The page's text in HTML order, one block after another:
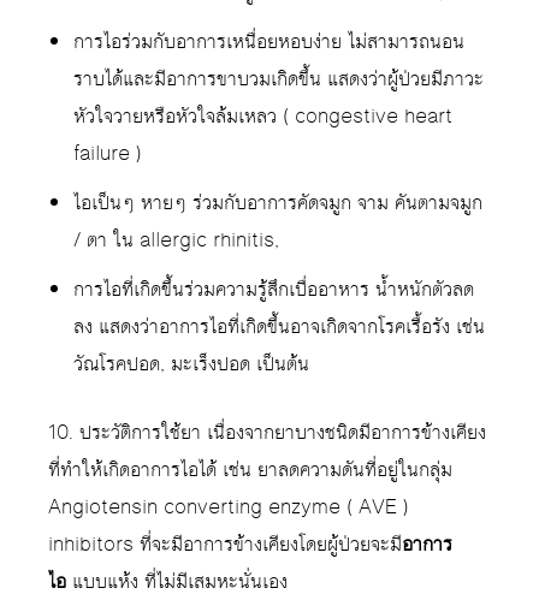
การไอร่วมกับอาการเหนื่อยหอบง่าย ไม่สามารถนอน
ราบได้และมีอาการขาบวมเกิดขึ้น แสดงว่าผู้ป่วยมีภาวะ
หัวใจวายหรือหัวใจล้มเหลว ( congestive heart
failure )
ไอเป็นๆ หายๆ ร่วมกับอาการคัดจมูก จาม คันตามจมูก
/ ตา ใน allergic rhinitis,
การไอที่เกิดขึ้นร่วมความรู้สึกเบื่ออาหาร น้ำหนักตัวลด
ลง แสดงว่าอาการไอที่เกิดขึ้นอาจเกิดจากโรคเรื้อรัง เช่น
วัณโรคปอด, มะเร็งปอด เป็นต้น
10. ประวัติการใช้ยา เนื่องจากยาบางชนิดมีอาการข้างเคียง
ที่ทำให้เกิดอาการไอได้ เช่น ยาลดความดันที่อยู่ในกลุ่ม
Angiotensin converting enzyme ( AVE )
inhibitors ที่จะมีอาการข้างเคียงโดยผู้ป่วยจะมีอาการ
ไอ แบบแห้ง ที่ไม่มีเสมหะนั่นเอง